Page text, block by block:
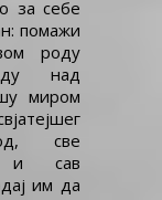
за себе
помажи
роду
над
миром
све
и сав
им да